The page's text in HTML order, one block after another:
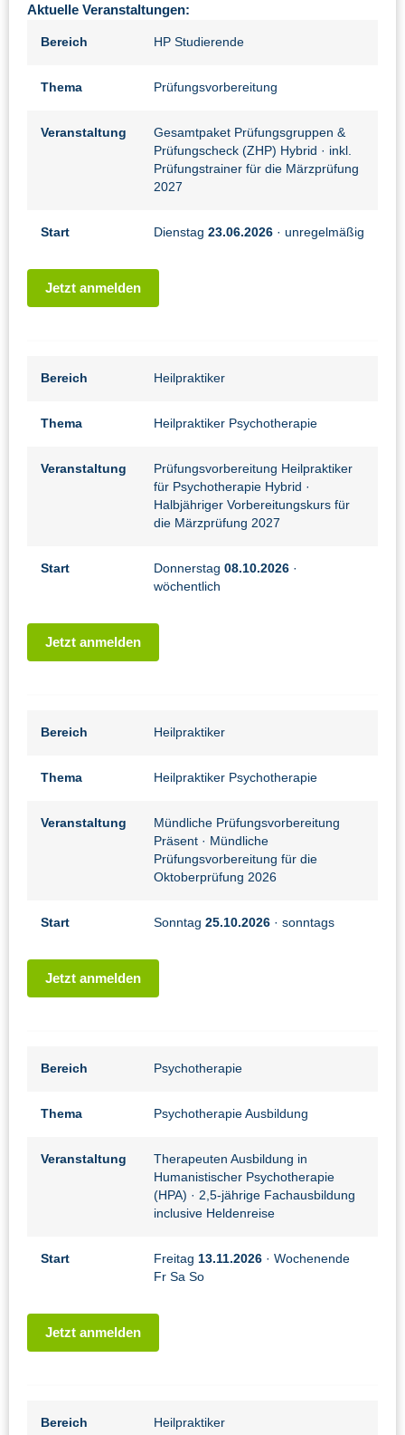
Aktuelle Veranstaltungen:
Bereich HP Studierende
Thema Prüfungsvorbereitung
Veranstaltung
Gesamtpaket Prüfungsgruppen &
Prüfungscheck (ZHP) Hybrid · inkl.
Prüfungstrainer für die Märzprüfung
2027
Start Dienstag 23.06.2026 · unregelmäßig
Jetzt anmelden
Bereich Heilpraktiker
Thema Heilpraktiker Psychotherapie
Veranstaltung
Prüfungsvorbereitung Heilpraktiker
für Psychotherapie Hybrid ·
Halbjähriger Vorbereitungskurs für
die Märzprüfung 2027
Start Donnerstag 08.10.2026 ·
wöchentlich
Jetzt anmelden
Bereich Heilpraktiker
Thema Heilpraktiker Psychotherapie
Veranstaltung
Mündliche Prüfungsvorbereitung
Präsent · Mündliche
Prüfungsvorbereitung für die
Oktoberprüfung 2026
Start Sonntag 25.10.2026 · sonntags
Jetzt anmelden
Bereich Psychotherapie
Thema Psychotherapie Ausbildung
Veranstaltung
Therapeuten Ausbildung in
Humanistischer Psychotherapie
(HPA) · 2,5-jährige Fachausbildung
inclusive Heldenreise
Start Freitag 13.11.2026 · Wochenende
Fr Sa So
Jetzt anmelden
Bereich Heilpraktiker